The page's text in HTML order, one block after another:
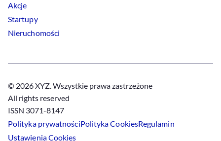
Akcje
Startupy
Nieruchomości
© 2026 XYZ. Wszystkie prawa zastrzeżone
All rights reserved
ISSN 3071-8147
Polityka prywatnościPolitykaCookiesRegulamin
UstawieniaCookies